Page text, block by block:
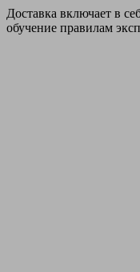
Доставка включает в
обучение правилам